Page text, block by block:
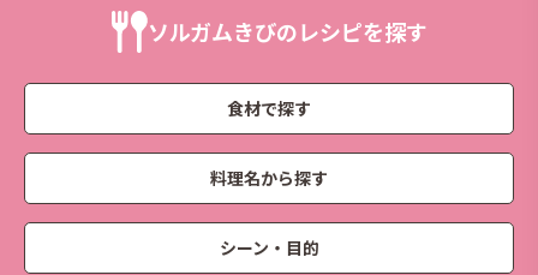
ソルガムきびのレシピを探す
食材で探す
料理名から探す
シーン・目的